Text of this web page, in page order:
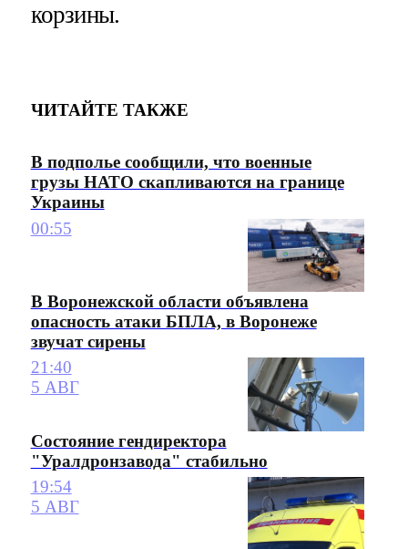
корзины.
ЧИТАЙТЕ ТАКЖЕ
В подполье сообщили, что военные
грузы НАТО скапливаются на границе
Украины
00:55
В Воронежской области объявлена
опасность атаки БПЛА, в Воронеже
звучат сирены
21:40
5 АВГ
Состояние гендиректора
"Уралдронзавода" стабильно
19:54
5 АВГ